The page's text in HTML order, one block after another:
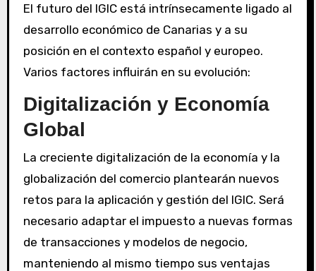
El futuro del IGIC está intrínsecamente ligado al
desarrollo económico de Canarias y a su
posición en el contexto español y europeo.
Varios factores influirán en su evolución:
Digitalización y Economía
Global
La creciente digitalización de la economía y la
globalización del comercio plantearán nuevos
retos para la aplicación y gestión del IGIC. Será
necesario adaptar el impuesto a nuevas formas
de transacciones y modelos de negocio,
manteniendo al mismo tiempo sus ventajas